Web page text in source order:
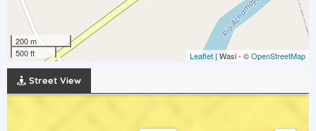
200 m
500 ft
Leaflet | Wasi - ©OpenStreetMap
Street View